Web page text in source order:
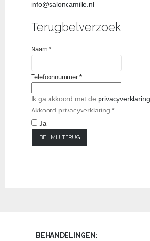
info@saloncamille.nl
Terugbelverzoek
Naam *
Telefoonnummer *
Ik ga akkoord met de privacyverklaring
Akkoord privacyverklaring *
Ja
BEL MIJ TERUG
BEHANDELINGEN: